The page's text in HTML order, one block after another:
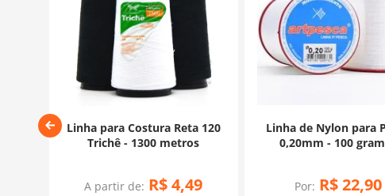
Linha para Costura Reta 120
Trichê - 1300 metros
A partir de: R$4,49
Linha de Nylon para
0,20mm - 100
Por: R$22,90